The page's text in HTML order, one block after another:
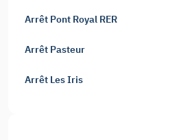
Arrêt Pont Royal RER
Arrêt Pasteur
Arrêt Les Iris